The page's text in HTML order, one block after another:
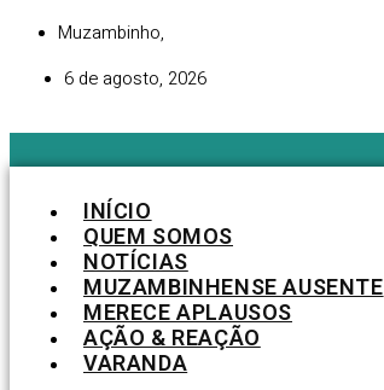
Muzambinho,
6 de agosto, 2026
INÍCIO
QUEM SOMOS
NOTÍCIAS
MUZAMBINHENSE AUSENTE
MERECE APLAUSOS
AÇÃO & REAÇÃO
VARANDA